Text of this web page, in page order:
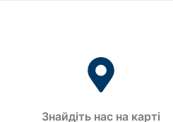
Знайдіть нас на карті